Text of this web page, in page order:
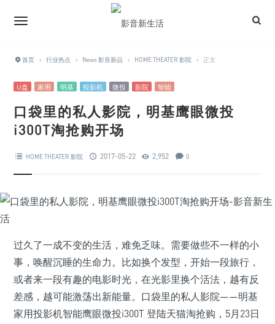
首页 › 行业热点 › News 影音新品 › HOME THEATER 影院 › 正文
U盘 家用 明基 投影机 微投 影院 智能
口袋里的私人影院，明基鹰眼微投
i300T淘抢购开场
HOME THEATER 影院 2017-05-22 2,952 0
过久了一成不变的生活，难免乏味。需要做些不一样的小
事，唤醒沉睡的生命力。比如换个发型，开始一段旅行，
或者来一段有趣的电影时光，在光影里换个活法，越有反
差感，越可能激荡出新能量。口袋里的私人影院——明基
家用投影机智能鹰眼微投i300T 登陆天猫淘抢购，5月23日